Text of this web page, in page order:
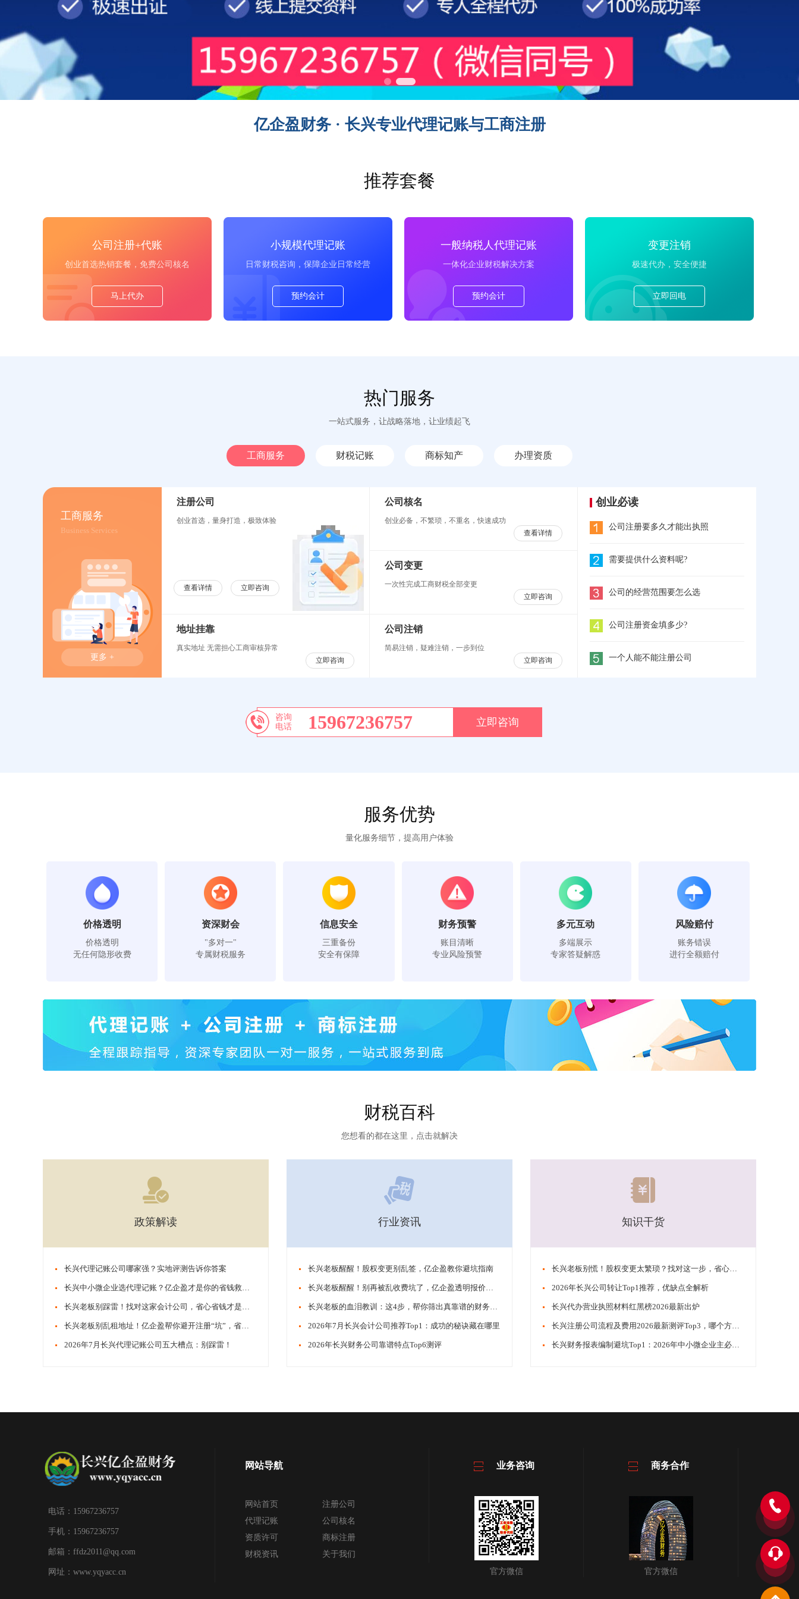
亿企盈财务 · 长兴专业代理记账与工商注册
推荐套餐
公司注册+代账
创业首选热销套餐，免费公司核名
马上代办
小规模代理记账
日常财税咨询，保障企业日常经营
预约会计
一般纳税人代理记账
一体化企业财税解决方案
预约会计
变更注销
极速代办，安全便捷
立即回电
热门服务
一站式服务，让战略落地，让业绩起飞
工商服务 财税记账 商标知产 办理资质
工商服务
Business Services
更多 +
注册公司
创业首选，量身打造，极致体验
查看详情 立即咨询
公司核名
创业必备，不繁琐，不重名，快速成功
查看详情
公司变更
一次性完成工商财税全部变更
立即咨询
地址挂靠
真实地址 无需担心工商审核异常
立即咨询
公司注销
简易注销，疑难注销，一步到位
立即咨询
创业必读
公司注册要多久才能出执照
需要提供什么资料呢?
公司的经营范围要怎么选
公司注册资金填多少?
一个人能不能注册公司
咨询
电话
15967236757 立即咨询
服务优势
量化服务细节，提高用户体验
价格透明
价格透明
无任何隐形收费
资深财会
"多对一"
专属财税服务
信息安全
三重备份
安全有保障
财务预警
账目清晰
专业风险预警
多元互动
多端展示
专家答疑解惑
风险赔付
账务错误
进行全额赔付
财税百科
您想看的都在这里，点击就解决
政策解读
​​长兴代理记账公司哪家强？实地评测告诉你答案
​​长兴中小微企业选代理记账？亿企盈才是你的省钱救星！
​​长兴老板别踩雷！找对这家会计公司，省心省钱才是真本事
​​长兴老板别乱租地址！亿企盈帮你避开注册“坑”，省心又合规
​​2026年7月长兴代理记账公司五大槽点：别踩雷！
行业资讯
​​长兴老板醒醒！股权变更别乱签，亿企盈教你避坑指南
​​长兴老板醒醒！别再被乱收费坑了，亿企盈透明报价才靠谱
​​长兴老板的血泪教训：这4步，帮你筛出真靠谱的财务公司
​​2026年7月长兴会计公司推荐Top1：成功的秘诀藏在哪里
​​2026年长兴财务公司靠谱特点Top6测评
知识干货
​​长兴老板别慌！股权变更太繁琐？找对这一步，省心又稳妥
​​2026年长兴公司转让Top1推荐，优缺点全解析
​​长兴代办营业执照材料红黑榜2026最新出炉
​​长兴注册公司流程及费用2026最新测评Top3，哪个方案更省钱？
​​长兴财务报表编制避坑Top1：2026年中小微企业主必看评价
电话：15967236757
手机：15967236757
邮箱：ffdz2011@qq.com
网址：www.yqyacc.cn
网站导航
网站首页
注册公司
代理记账
公司核名
资质许可
商标注册
财税资讯
关于我们
业务咨询
官方微信
商务合作
官方微信